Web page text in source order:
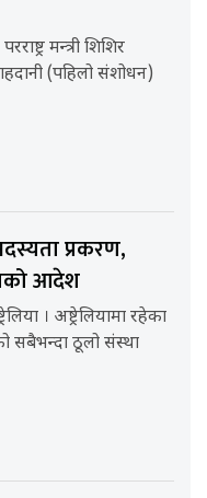
मन्त्री शिशिर
(पहिलो संशोधन)
प्रकरण,
आदेश
। अष्ट्रेलियामा रहेका
सबैभन्दा ठूलो संस्था